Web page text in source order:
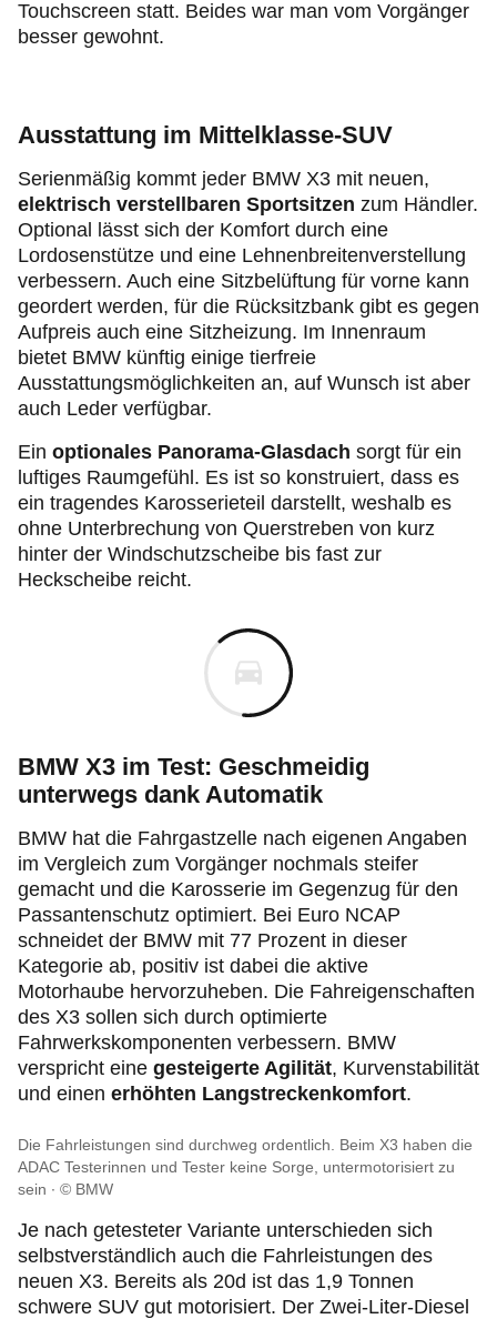
Touchscreen statt. Beides war man vom Vorgänger
besser gewohnt.
Ausstattung im Mittelklasse-SUV
Serienmäßig kommt jeder BMW X3 mit neuen,
elektrisch verstellbaren Sportsitzen zum Händler.
Optional lässt sich der Komfort durch eine
Lordosenstütze und eine Lehnenbreitenverstellung
verbessern. Auch eine Sitzbelüftung für vorne kann
geordert werden, für die Rücksitzbank gibt es gegen
Aufpreis auch eine Sitzheizung. Im Innenraum
bietet BMW künftig einige tierfreie
Ausstattungsmöglichkeiten an, auf Wunsch ist aber
auch Leder verfügbar.
Ein optionales Panorama-Glasdach sorgt für ein
luftiges Raumgefühl. Es ist so konstruiert, dass es
ein tragendes Karosserieteil darstellt, weshalb es
ohne Unterbrechung von Querstreben von kurz
hinter der Windschutzscheibe bis fast zur
Heckscheibe reicht.
BMW X3 im Test: Geschmeidig
unterwegs dank Automatik
BMW hat die Fahrgastzelle nach eigenen Angaben
im Vergleich zum Vorgänger nochmals steifer
gemacht und die Karosserie im Gegenzug für den
Passantenschutz optimiert. Bei Euro NCAP
schneidet der BMW mit 77 Prozent in dieser
Kategorie ab, positiv ist dabei die aktive
Motorhaube hervorzuheben. Die Fahreigenschaften
des X3 sollen sich durch optimierte
Fahrwerkskomponenten verbessern. BMW
verspricht eine gesteigerte Agilität, Kurvenstabilität
und einen erhöhten Langstreckenkomfort.
Die Fahrleistungen sind durchweg ordentlich. Beim X3 haben die
ADAC Testerinnen und Tester keine Sorge, untermotorisiert zu
sein
© BMW
Je nach getesteter Variante unterschieden sich
selbstverständlich auch die Fahrleistungen des
neuen X3. Bereits als 20d ist das 1,9 Tonnen
schwere SUV gut motorisiert. Der Zwei-Liter-Diesel